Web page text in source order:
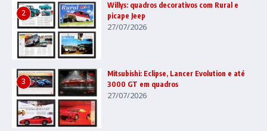
2
Willys: quadros decorativos com Rural e
picape Jeep
27/07/2026
3
Mitsubishi: Eclipse, Lancer Evolution e até
3000 GT em quadros
27/07/2026